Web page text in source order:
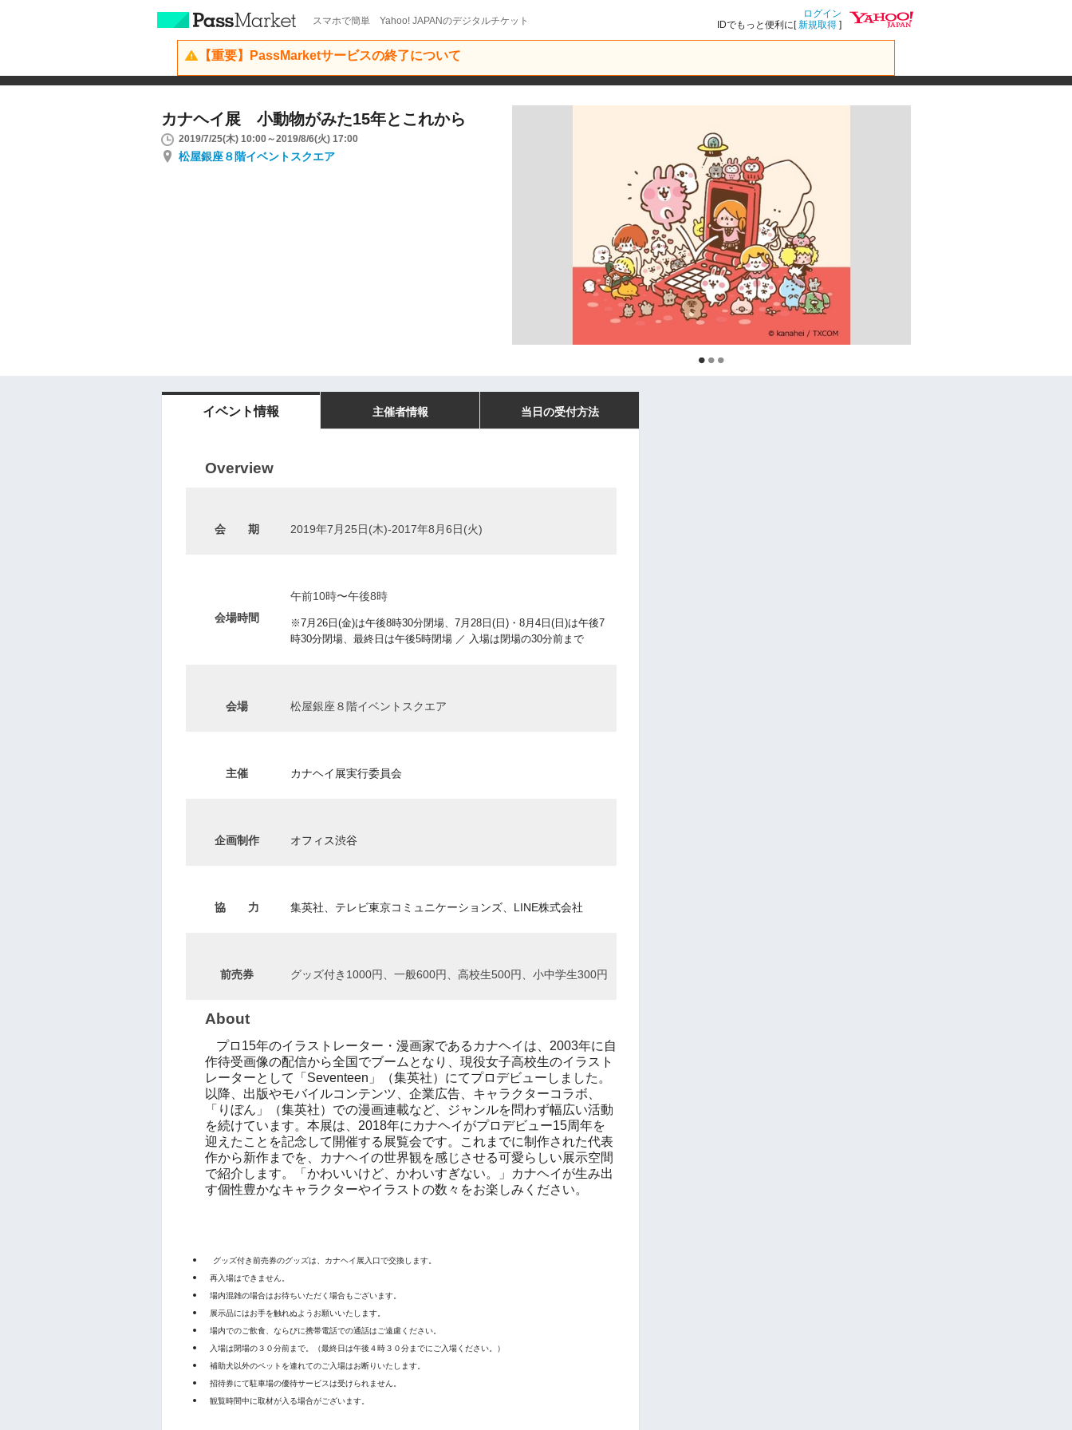
スマホで簡単 Yahoo! JAPANのデジタルチケット
ログイン
IDでもっと便利に[新規取得 ]
【重要】PassMarketサービスの終了について
カナヘイ展 小動物がみた15年とこれから
2019/7/25(木) 10:00～2019/8/6(火) 17:00
松屋銀座８階イベントスクエア
イベント情報 主催者情報 当日の受付方法
Overview
会 期 2019年7月25日(木)-2017年8月6日(火)
会場時間
午前10時〜午後8時
※7月26日(金)は午後8時30分閉場、7月28日(日)・8月4日(日)は午後7
時30分閉場、最終日は午後5時閉場 ／ 入場は閉場の30分前まで
会場 松屋銀座８階イベントスクエア
主催 カナヘイ展実行委員会
企画制作 オフィス渋谷
協 力 集英社、テレビ東京コミュニケーションズ、LINE株式会社
前売券 グッズ付き1000円、一般600円、高校生500円、小中学生300円
About
プロ15年のイラストレーター・漫画家であるカナヘイは、2003年に自
作待受画像の配信から全国でブームとなり、現役女子高校生のイラスト
レーターとして「Seventeen」（集英社）にてプロデビューしました。
以降、出版やモバイルコンテンツ、企業広告、キャラクターコラボ、
「りぼん」（集英社）での漫画連載など、ジャンルを問わず幅広い活動
を続けています。本展は、2018年にカナヘイがプロデビュー15周年を
迎えたことを記念して開催する展覧会です。これまでに制作された代表
作から新作までを、カナヘイの世界観を感じさせる可愛らしい展示空間
で紹介します。「かわいいけど、かわいすぎない。」カナヘイが生み出
す個性豊かなキャラクターやイラストの数々をお楽しみください。
グッズ付き前売券のグッズは、カナヘイ展入口で交換します。
再入場はできません。
場内混雑の場合はお待ちいただく場合もございます。
展示品にはお手を触れぬようお願いいたします。
場内でのご飲食、ならびに携帯電話での通話はご遠慮ください。
入場は閉場の３０分前まで。（最終日は午後４時３０分までにご入場ください。）
補助犬以外のペットを連れてのご入場はお断りいたします。
招待券にて駐車場の優待サービスは受けられません。
観覧時間中に取材が入る場合がございます。